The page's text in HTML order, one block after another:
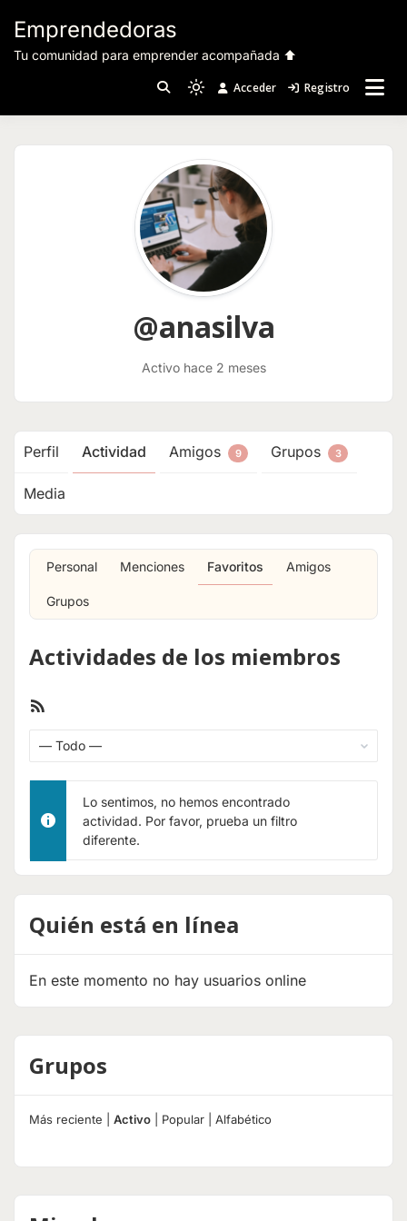
contenido
Emprendedoras
Tu comunidad para emprender acompañada ⬆️
Light
mode
to
switch
to
dark)
Acceder Registro
@anasilva
Activo hace 2 meses
Perfil Actividad Amigos 9 Grupos 3
Media
Personal Menciones Favoritos Amigos
Grupos
Actividades de los miembros
Lo sentimos, no hemos encontrado
actividad. Por favor, prueba un filtro
diferente.
Quién está en línea
En este momento no hay usuarios online
Grupos
Más reciente Activo Popular Alfabético